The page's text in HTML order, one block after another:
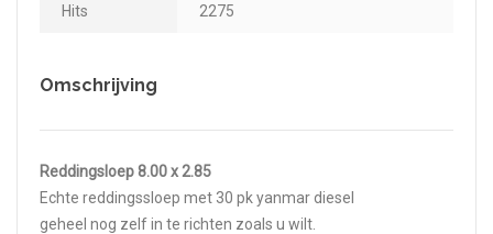
Hits 2275
Omschrijving
Reddingsloep 8.00 x 2.85
Echte reddingssloep met 30 pk yanmar diesel
geheel nog zelf in te richten zoals u wilt.